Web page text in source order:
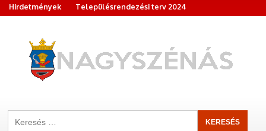
Hirdetmények
Településrendezési terv 2024